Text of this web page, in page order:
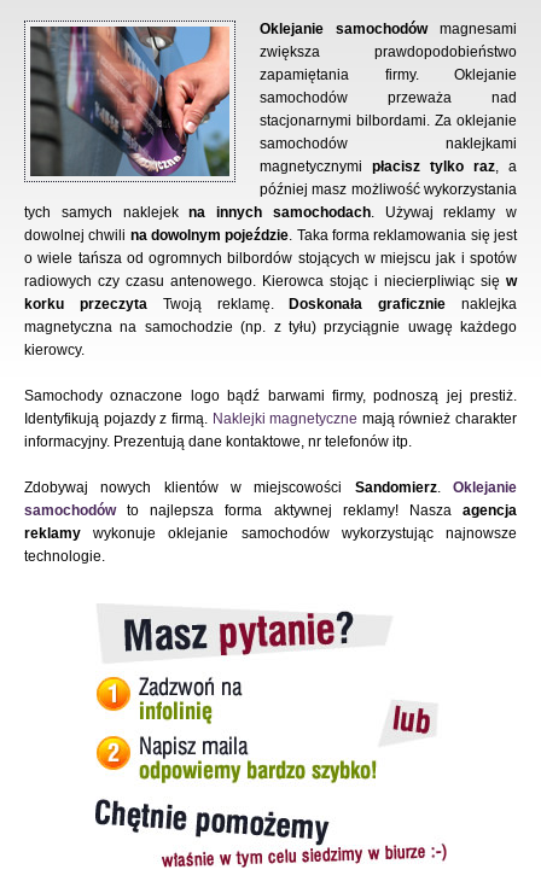
Oklejanie samochodówmagnesami
zwiększa prawdopodobieństwo
zapamiętania firmy. Oklejanie
samochodów przeważa nad
stacjonarnymi bilbordami. Za oklejanie
samochodów naklejkami
magnetycznymi płacisz tylko raz, a
później masz możliwość wykorzystania
tych samych naklejekna innych samochodach. Używaj reklamy w
dowolnej chwili na dowolnym pojeździe. Taka forma reklamowania się jest
o wiele tańsza od ogromnych bilbordów stojących w miejscu jak i spotów
radiowych czy czasu antenowego. Kierowca stojąc i niecierpliwiąc się w
korku przeczytaTwoją reklamę. Doskonała graficznie naklejka
magnetyczna na samochodzie (np. z tyłu) przyciągnie uwagę każdego
kierowcy.
Samochody oznaczone logo bądź barwami firmy, podnoszą jej prestiż.
Identyfikują pojazdy z firmą. Naklejki magnetyczne mają również charakter
informacyjny. Prezentują dane kontaktowe, nr telefonów itp.
Zdobywaj nowych klientów w miejscowości Sandomierz.Oklejanie
samochodówto najlepsza forma aktywnej reklamy! Nasza agencja
reklamy wykonuje oklejanie samochodów wykorzystując najnowsze
technologie.